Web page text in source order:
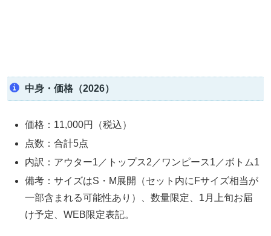
中身・価格（2026）
価格：11,000円（税込）
点数：合計5点
内訳：アウター1／トップス2／ワンピース1／ボトム1
備考：サイズはS・M展開（セット内にFサイズ相当が
一部含まれる可能性あり）、数量限定、1月上旬お届
け予定、WEB限定表記。